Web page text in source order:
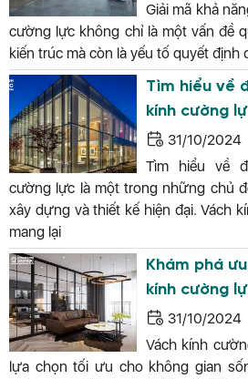
Giải mã khả
cường lực không chỉ là một vấn đề
kiến trúc mà còn là yếu tố quyết định
Tìm hiểu về
kính cường
31/10/2024
Tìm hiểu về
cường lực là một trong những chủ
xây dựng và thiết kế hiện đại. Vách
mang lại
Khám phá
kính cường
31/10/2024
Vách kính
lựa chọn tối ưu cho không gian